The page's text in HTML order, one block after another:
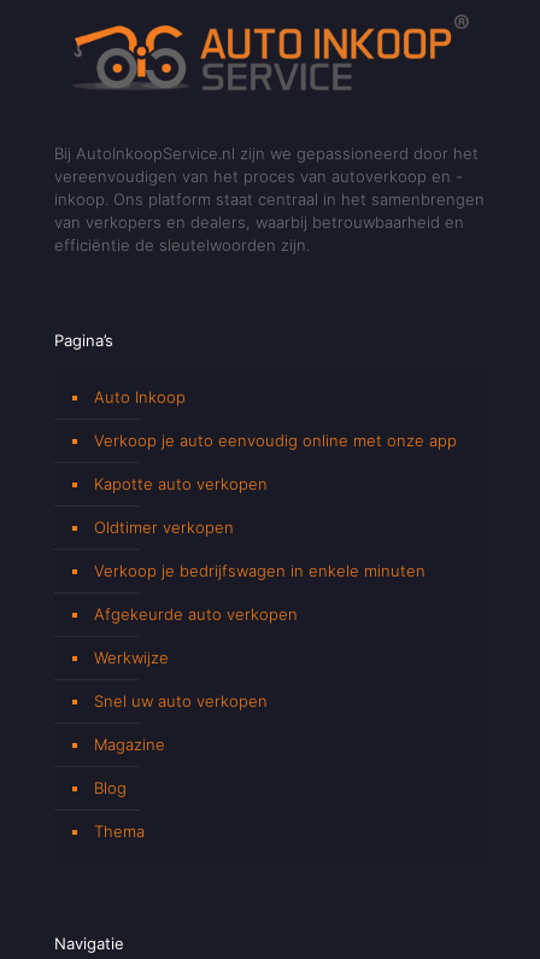
Bij AutoInkoopService.nl zijn we gepassioneerd door het
vereenvoudigen van het proces van autoverkoop en -
inkoop. Ons platform staat centraal in het samenbrengen
van verkopers en dealers, waarbij betrouwbaarheid en
efficiëntie de sleutelwoorden zijn.
Pagina’s
Auto Inkoop
Verkoop je auto eenvoudig online met onze app
Kapotte auto verkopen
Oldtimer verkopen
Verkoop je bedrijfswagen in enkele minuten
Afgekeurde auto verkopen
Werkwijze
Snel uw auto verkopen
Magazine
Blog
Thema
Navigatie